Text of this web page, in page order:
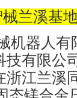
兰溪基
机器人
技有限公
浙江兰溪